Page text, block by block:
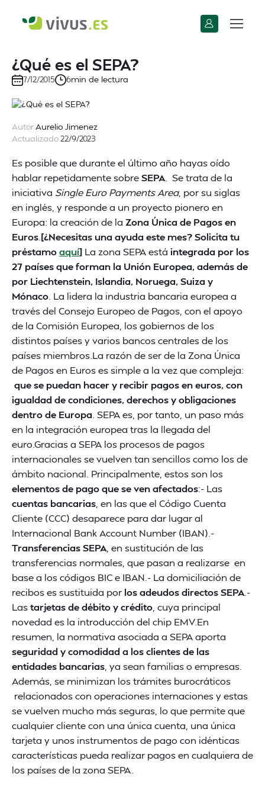
¿Qué es el SEPA?
7/12/2015 6min de lectura
AutorAurelio Jimenez
Actualizado22/9/2023
Es posible que durante el último año hayas oído
hablar repetidamente sobreSEPA . Se trata de la
iniciativa Single Euro Payments Area, por su siglas
en inglés, y responde a un proyecto pionero en
Europa: la creación de la Zona Única de Pagos en
Euros [¿Necesitas una ayuda este mes? Solicita tu
préstamoaquí] La zona SEPA está integrada por los
27 países que forman la Unión Europea, además de
por Liechtenstein, Islandia, Noruega, Suiza y
Mónaco . La lidera la industria bancaria europea a
través del Consejo Europeo de Pagos, con el apoyo
de la Comisión Europea, los gobiernos de los
distintos países y varios bancos centrales de los
países miembros.La razón de ser de la Zona Única
de Pagos en Euros es simple a la vez que compleja:
que se puedan hacer y recibir pagos en euros, con
igualdad de condiciones, derechos y obligaciones
dentro de Europa . SEPA es, por tanto, un paso más
en la integración europea tras la llegada del
euro.Gracias a SEPA los procesos de pagos
internacionales se vuelven tan sencillos como los de
ámbito nacional. Principalmente, estos son los
elementos de pago que se ven afectados:- Las
cuentas bancarias , en las que el Código Cuenta
Cliente (CCC) desaparece para dar lugar al
Internacional Bank Account Number (IBAN).-
Transferencias SEPA , en sustitución de las
transferencias normales, que pasan a realizarse en
base a los códigos BIC e IBAN.- La domiciliación de
recibos es sustituida por los adeudos directos SEPA .-
Lastarjetas de débito y crédito , cuya principal
novedad es la introducción del chip EMV.En
resumen, la normativa asociada a SEPA aporta
seguridad y comodidad a los clientes de las
entidades bancarias , ya sean familias o empresas.
Además, se minimizan los trámites burocráticos
relacionados con operaciones internaciones y estas
se vuelven mucho más seguras, lo que permite que
cualquier cliente con una única cuenta, una única
tarjeta y unos instrumentos de pago con idénticas
características pueda realizar pagos en cualquiera de
los países de la zona SEPA.